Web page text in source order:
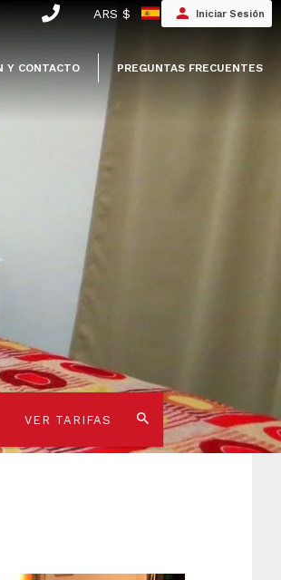
Y CONTACTO PREGUNTAS FRECUENTES
ARS $ Iniciar Sesión
VER TARIFAS